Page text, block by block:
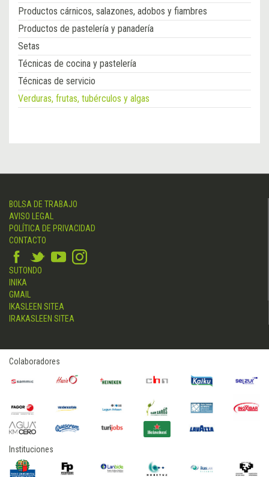
Productos cárnicos, salazones, adobos y fiambres
Productos de pastelería y panadería
Setas
Técnicas de cocina y pastelería
Técnicas de servicio
Verduras, frutas, tubérculos y algas
BOLSA DE TRABAJO
AVISO LEGAL
POLÍTICA DE PRIVACIDAD
CONTACTO
SUTONDO
INIKA
GMAIL
IKASLEEN SITEA
IRAKASLEEN SITEA
Colaboradores
Instituciones